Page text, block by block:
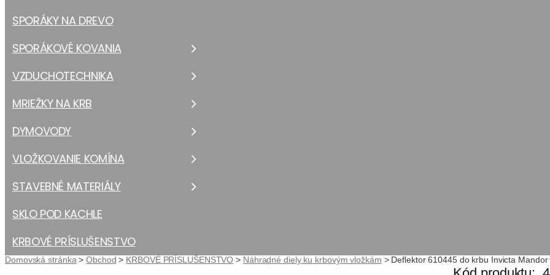
SPORÁKY NA DREVO
SPORÁKOVÉ KOVANIA
VZDUCHOTECHNIKA
MRIEŽKY NA KRB
DYMOVODY
VLOŽKOVANIE KOMÍNA
STAVEBNÉ MATERIÁLY
SKLO POD KACHLE
KRBOVÉ PRÍSLUŠENSTVO
Domovská stránka>Obchod > KRBOVÉ PRÍSLUŠENSTVO > Náhradné diely ku krbovým vložkám > Deflektor 610445 do krbu Invicta Mandor